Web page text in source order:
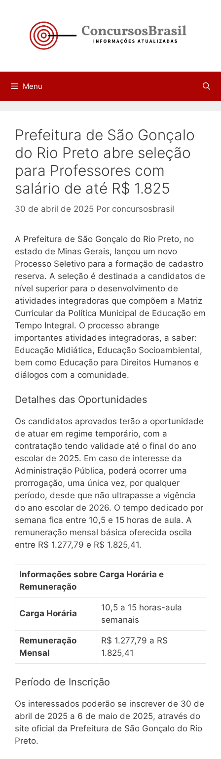
conteúdo
Menu
Prefeitura de São Gonçalo
do Rio Preto abre seleção
para Professores com
salário de até R$ 1.825
30 de abril de 2025 Por concursosbrasil
A Prefeitura de São Gonçalo do Rio Preto, no
estado de Minas Gerais, lançou um novo
Processo Seletivo para a formação de cadastro
reserva. A seleção é destinada a candidatos de
nível superior para o desenvolvimento de
atividades integradoras que compõem a Matriz
Curricular da Política Municipal de Educação em
Tempo Integral. O processo abrange
importantes atividades integradoras, a saber:
Educação Midiática, Educação Socioambiental,
bem como Educação para Direitos Humanos e
diálogos com a comunidade.
Detalhes das Oportunidades
Os candidatos aprovados terão a oportunidade
de atuar em regime temporário, com a
contratação tendo validade até o final do ano
escolar de 2025. Em caso de interesse da
Administração Pública, poderá ocorrer uma
prorrogação, uma única vez, por qualquer
período, desde que não ultrapasse a vigência
do ano escolar de 2026. O tempo dedicado por
semana fica entre 10,5 e 15 horas de aula. A
remuneração mensal básica oferecida oscila
entre R$ 1.277,79 e R$ 1.825,41.
Informações sobre Carga Horária e
Remuneração
Carga Horária
10,5 a 15 horas-aula
semanais
Remuneração
Mensal
R$ 1.277,79 a R$
1.825,41
Período de Inscrição
Os interessados poderão se inscrever de 30 de
abril de 2025 a 6 de maio de 2025, através do
site oficial da Prefeitura de São Gonçalo do Rio
Preto.